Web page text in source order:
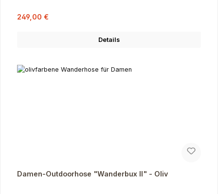
Verkaufspreis:
249,00 €
Details
Damen-Outdoorhose "Wanderbux II" - Oliv